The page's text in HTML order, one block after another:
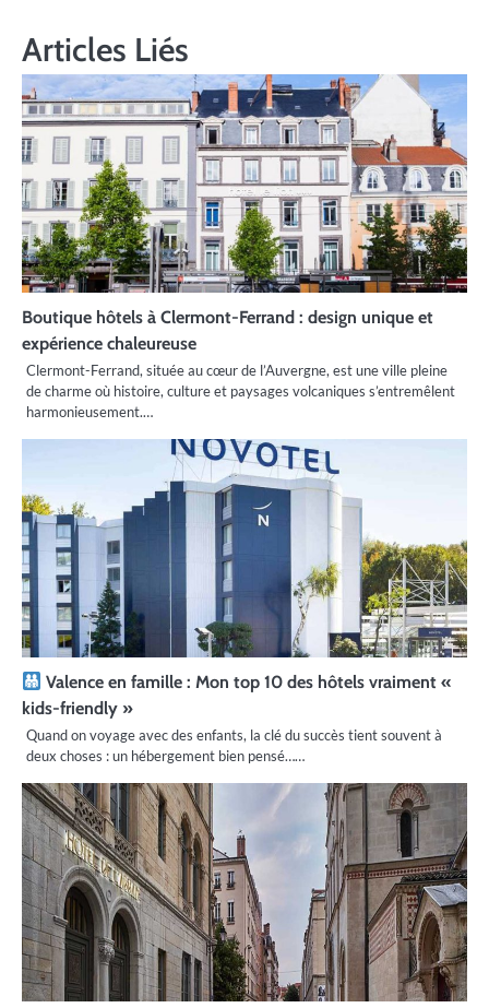
Articles Liés
Boutique hôtels à Clermont-Ferrand : design unique et
expérience chaleureuse
Clermont-Ferrand, située au cœur de l’Auvergne, est une ville pleine
de charme où histoire, culture et paysages volcaniques s’entremêlent
harmonieusement.…
Valence en famille : Mon top 10 des hôtels vraiment «
kids-friendly »
Quand on voyage avec des enfants, la clé du succès tient souvent à
deux choses : un hébergement bien pensé……